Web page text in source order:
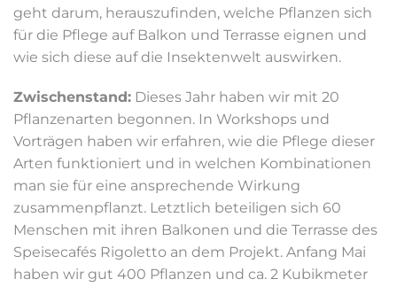
geht darum, herauszufinden, welche Pflanzen sich
für die Pflege auf Balkon und Terrasse eignen und
wie sich diese auf die Insektenwelt auswirken.
Zwischenstand: Dieses Jahr haben wir mit 20
Pflanzenarten begonnen. In Workshops und
Vorträgen haben wir erfahren, wie die Pflege dieser
Arten funktioniert und in welchen Kombinationen
man sie für eine ansprechende Wirkung
zusammenpflanzt. Letztlich beteiligen sich 60
Menschen mit ihren Balkonen und die Terrasse des
Speisecafés Rigoletto an dem Projekt. Anfang Mai
haben wir gut 400 Pflanzen und ca. 2 Kubikmeter